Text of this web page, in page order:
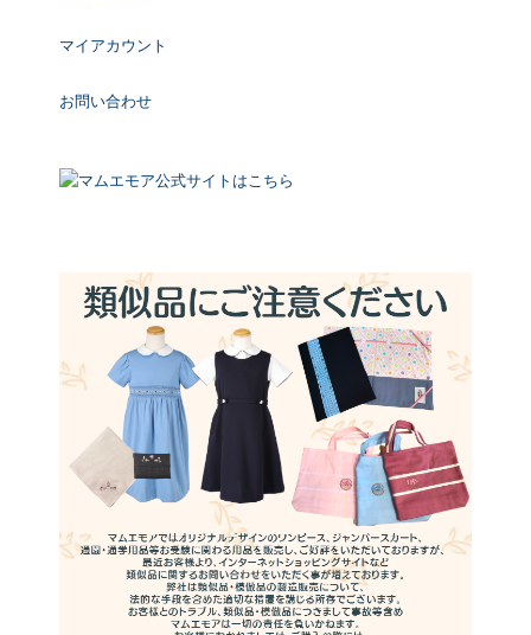
マイアカウント
お問い合わせ
マムエモア公式サイトはこちら